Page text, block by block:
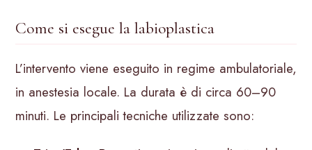
Come si esegue la labioplastica
L’intervento viene eseguito in regime ambulatoriale,
in anestesia locale. La durata è di circa 60–90
minuti. Le principali tecniche utilizzate sono: